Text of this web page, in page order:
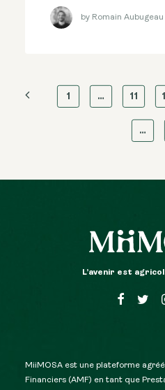
by Romain Aubugeau
1 … 11
…
L’avenir est
MiiMOSA est une plateforme
Financiers (AMF) en tant que